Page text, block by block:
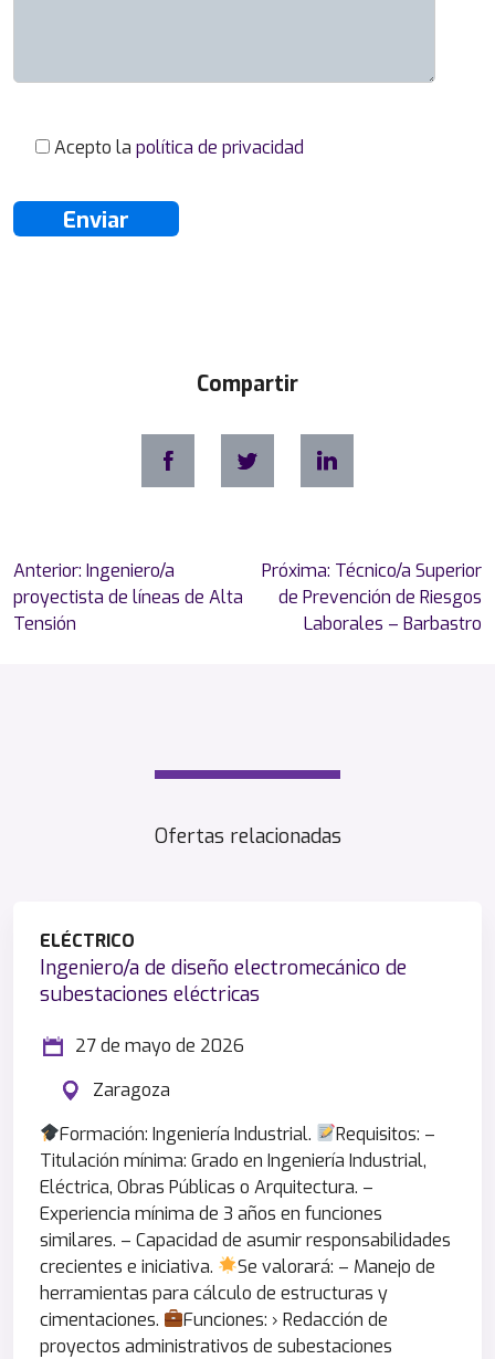
Acepto la política de privacidad
Compartir
Navegación
de
entradas
Anterior: Ingeniero/a
proyectista de líneas de Alta
Tensión
Próxima: Técnico/a Superior
de Prevención de Riesgos
Laborales – Barbastro
Ofertas relacionadas
ELÉCTRICO
Ingeniero/a de diseño electromecánico de
subestaciones eléctricas
27 de mayo de 2026
Zaragoza
Formación: Ingeniería Industrial.
Requisitos: –
Titulación mínima: Grado en Ingeniería Industrial,
Eléctrica, Obras Públicas o Arquitectura. –
Experiencia mínima de 3 años en funciones
similares. – Capacidad de asumir responsabilidades
crecientes e iniciativa.
Se valorará: – Manejo de
herramientas para cálculo de estructuras y
cimentaciones.
Funciones: › Redacción de
proyectos administrativos de subestaciones